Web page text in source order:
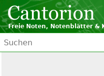
Freie Noten, Notenblätter &